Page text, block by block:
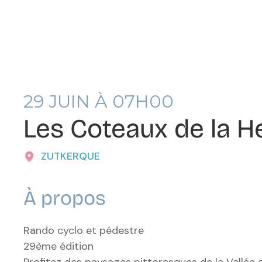
29 JUIN À 07H00
Les Coteaux de la
ZUTKERQUE
À propos
Rando cyclo et pédestre
29ème édition